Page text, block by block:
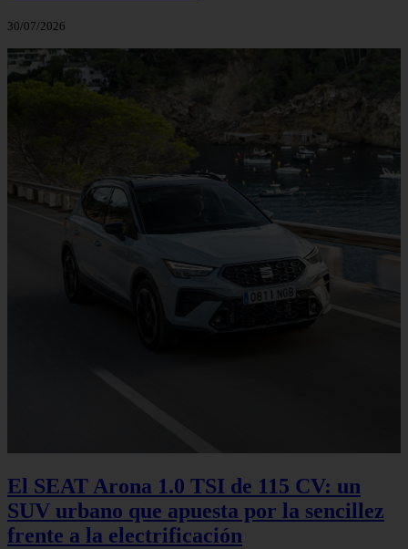
30/07/2026
El SEAT Arona 1.0 TSI de 115 CV: un
SUV urbano que apuesta por la sencillez
frente a la electrificación